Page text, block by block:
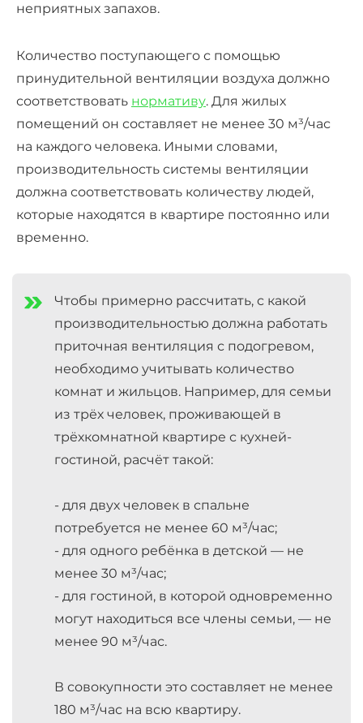
неприятных запахов.
Количество поступающего с помощью
принудительной вентиляции воздуха должно
соответствовать нормативу. Для жилых
помещений он составляет не менее 30 м³/час
на каждого человека. Иными словами,
производительность системы вентиляции
должна соответствовать количеству людей,
которые находятся в квартире постоянно или
временно.
Чтобы примерно рассчитать, с какой
производительностью должна работать
приточная вентиляция с подогревом,
необходимо учитывать количество
комнат и жильцов. Например, для семьи
из трёх человек, проживающей в
трёхкомнатной квартире с кухней-
гостиной, расчёт такой:
- для двух человек в спальне
потребуется не менее 60 м³/час;
- для одного ребёнка в детской — не
менее 30 м³/час;
- для гостиной, в которой одновременно
могут находиться все члены семьи, — не
менее 90 м³/час.
В совокупности это составляет не менее
180 м³/час на всю квартиру.